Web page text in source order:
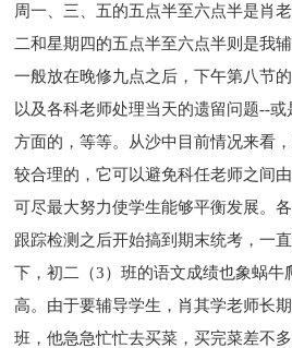
周一、三、五的五点半至六点半是肖
二和星期四的五点半至六点半则是我
一般放在晚修九点之后，下午第八节
以及各科老师处理当天的遗留问题--
方面的，等等。从沙中目前情况来看
较合理的，它可以避免科任老师之间
可尽最大努力使学生能够平衡发展。
跟踪检测之后开始搞到期末统考，一
下，初二（3）班的语文成绩也象蜗牛
高。由于要辅导学生，肖其学老师长
班，他急急忙忙去买菜，买完菜差不多